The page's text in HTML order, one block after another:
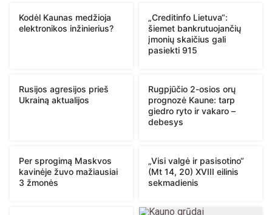
Kodėl Kaunas medžioja
elektronikos inžinierius?
„Creditinfo Lietuva“:
šiemet bankrutuojančių
įmonių skaičius gali
pasiekti 915
Rusijos agresijos prieš
Ukrainą aktualijos
Rugpjūčio 2-osios orų
prognozė Kaune: tarp
giedro ryto ir vakaro –
debesys
Per sprogimą Maskvos
kavinėje žuvo mažiausiai
3 žmonės
„Visi valgė ir pasisotino“
(Mt 14, 20) XVIII eilinis
sekmadienis